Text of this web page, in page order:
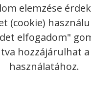
elemzése
(cookie)
elfogadom"
hozzájárulhat
használatához.